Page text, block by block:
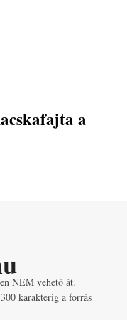
a
NEM vehető át.
karakterig a forrás